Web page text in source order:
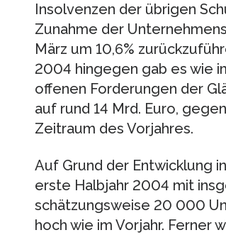
Insolvenzen der übrigen
Zunahme der
März um 10,6%
2004 hingegen gab es wie
offenen Forderungen der
auf rund 14 Mrd. Euro,
Zeitraum des Vorjahres.
Auf Grund der Entwicklung
erste Halbjahr 2004 mit
schätzungsweise 20 000
hoch wie im Vorjahr. Ferner